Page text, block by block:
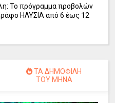
Το πρόγραμμα προβολών
ΗΛΥΣΙΑ από 6 έως 12
ΤΑ ΔΗΜΟΦΙΛΗ
ΤΟΥ ΜΗΝΑ